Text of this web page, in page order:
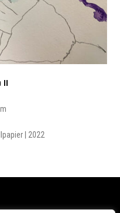
II
| 2022